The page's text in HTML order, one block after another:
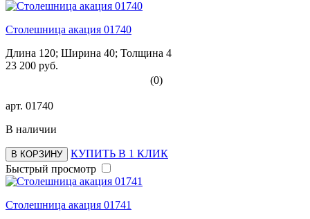
Столешница акация 01740
Длина 120; Ширина 40; Толщина 4
23 200 руб.
(0)
арт. 01740
В наличии
В КОРЗИНУ
КУПИТЬ В 1 КЛИК
Быстрый просмотр
Столешница акация 01741